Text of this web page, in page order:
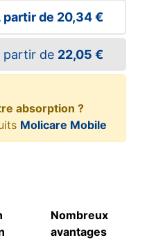
partir de 20,34 €
partir de 22,05 €
absorption ?
Molicare Mobile
Nombreux
avantages